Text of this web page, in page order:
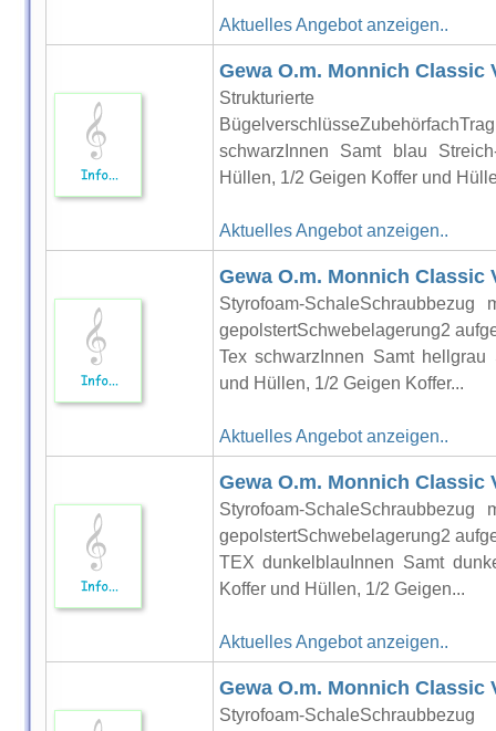
Aktuelles Angebot anzeigen..
Gewa O.m. Monnich
Strukturierte ABS-
schwarzInnen Samt blau
Hüllen, 1/2 Geigen Koffer und
Aktuelles Angebot anzeigen..
Gewa O.m. Monnich
Styrofoam-
gepolstertSchwebelagerung2
Tex schwarzInnen Samt
und Hüllen, 1/2 Geigen Koffer...
Aktuelles Angebot anzeigen..
Gewa O.m. Monnich
Styrofoam-
gepolstertSchwebelagerung2
TEX dunkelblauInnen Samt
Koffer und Hüllen, 1/2 Geigen...
Aktuelles Angebot anzeigen..
Gewa O.m. Monnich Classic
Styrofoam-